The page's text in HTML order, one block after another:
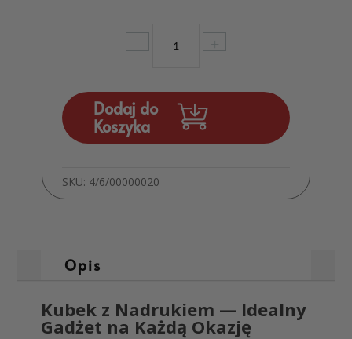
-
Kubek
nadrukiem
gadżet
reklamowy
Logo
+
Dodaj do
Koszyka
SKU: 4/6/00000020
Opis
Kubek z Nadrukiem — Idealny
Gadżet na Każdą Okazję